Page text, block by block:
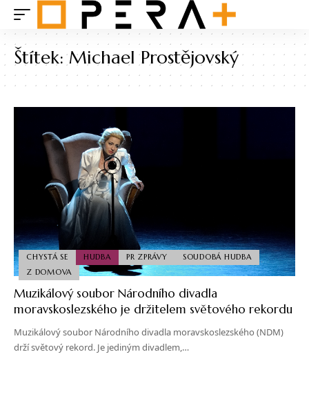
Štítek:Michael Prostějovský
CHYSTÁ SE HUDBA PR ZPRÁVY
SOUDOBÁ HUDBA
Z DOMOVA
Muzikálový soubor Národního divadla
moravskoslezského je držitelem světového rekordu
Muzikálový soubor Národního divadla moravskoslezského (NDM)
drží světový rekord. Je jediným divadlem,…